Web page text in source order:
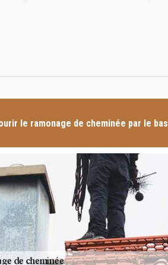
le ramonage de cheminée par le bas